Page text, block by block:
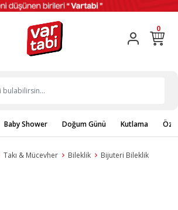
0
Baby Shower Doğum Günü Kutlama
Takı & Mücevher Bileklik Bijuteri Bileklik